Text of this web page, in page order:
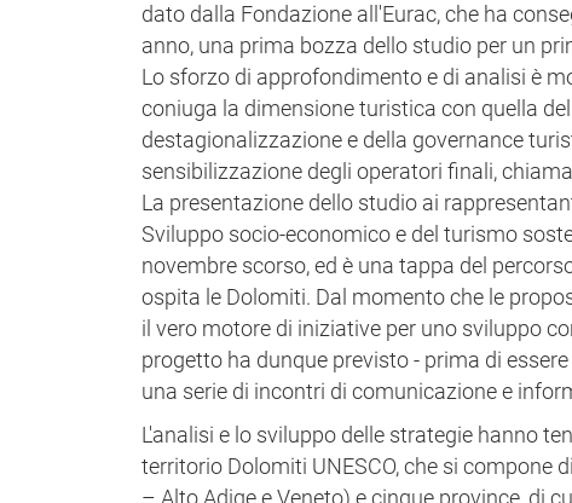
dato dalla Fondazione all'Eurac, che ha
anno, una prima bozza dello studio per un
Lo sforzo di approfondimento e di analisi è
coniuga la dimensione turistica con quella
destagionalizzazione e della governance
sensibilizzazione degli operatori finali,
La presentazione dello studio ai
Sviluppo socio-economico e del turismo
novembre scorso, ed è una tappa del
ospita le Dolomiti. Dal momento che le
il vero motore di iniziative per uno sviluppo
progetto ha dunque previsto - prima di
una serie di incontri di comunicazione e
L'analisi e lo sviluppo delle strategie hanno
territorio Dolomiti UNESCO, che si compone
– Alto Adige e Veneto) e cinque province, di